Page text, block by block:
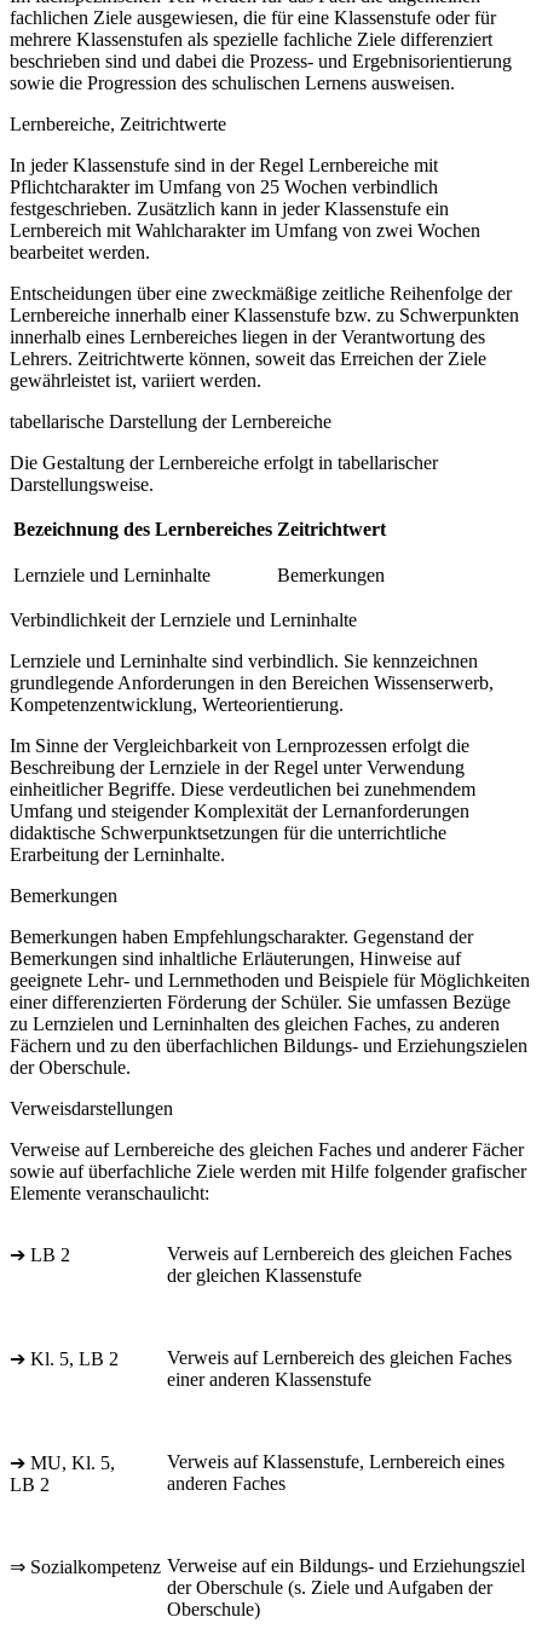
fachlichen Ziele ausgewiesen, die für eine Klassenstufe oder für
mehrere Klassenstufen als spezielle fachliche Ziele differenziert
beschrieben sind und dabei die Prozess- und Ergebnisorientierung
sowie die Progression des schulischen Lernens ausweisen.
Lernbereiche, Zeitrichtwerte
In jeder Klassenstufe sind in der Regel Lernbereiche mit
Pflichtcharakter im Umfang von 25 Wochen verbindlich
festgeschrieben. Zusätzlich kann in jeder Klassenstufe ein
Lernbereich mit Wahlcharakter im Umfang von zwei Wochen
bearbeitet werden.
Entscheidungen über eine zweckmäßige zeitliche Reihenfolge der
Lernbereiche innerhalb einer Klassenstufe bzw. zu Schwerpunkten
innerhalb eines Lernbereiches liegen in der Verantwortung des
Lehrers. Zeitrichtwerte können, soweit das Erreichen der Ziele
gewährleistet ist, variiert werden.
tabellarische Darstellung der Lernbereiche
Die Gestaltung der Lernbereiche erfolgt in tabellarischer
Darstellungsweise.
Bezeichnung des Lernbereiches Zeitrichtwert
Lernziele und Lerninhalte Bemerkungen
Verbindlichkeit der Lernziele und Lerninhalte
Lernziele und Lerninhalte sind verbindlich. Sie kennzeichnen
grundlegende Anforderungen in den Bereichen Wissenserwerb,
Kompetenzentwicklung, Werteorientierung.
Im Sinne der Vergleichbarkeit von Lernprozessen erfolgt die
Beschreibung der Lernziele in der Regel unter Verwendung
einheitlicher Begriffe. Diese verdeutlichen bei zunehmendem
Umfang und steigender Komplexität der Lernanforderungen
didaktische Schwerpunktsetzungen für die unterrichtliche
Erarbeitung der Lerninhalte.
Bemerkungen
Bemerkungen haben Empfehlungscharakter. Gegenstand der
Bemerkungen sind inhaltliche Erläuterungen, Hinweise auf
geeignete Lehr- und Lernmethoden und Beispiele für Möglichkeiten
einer differenzierten Förderung der Schüler. Sie umfassen Bezüge
zu Lernzielen und Lerninhalten des gleichen Faches, zu anderen
Fächern und zu den überfachlichen Bildungs- und Erziehungszielen
der Oberschule.
Verweisdarstellungen
Verweise auf Lernbereiche des gleichen Faches und anderer Fächer
sowie auf überfachliche Ziele werden mit Hilfe folgender grafischer
Elemente veranschaulicht:
➔ LB 2
Verweis auf Lernbereich des gleichen Faches
der gleichen Klassenstufe
➔ Kl. 5, LB 2
Verweis auf Lernbereich des gleichen Faches
einer anderen Klassenstufe
➔ MU, Kl. 5,
LB 2
Verweis auf Klassenstufe, Lernbereich eines
anderen Faches
⇒ Sozialkompetenz Verweise auf ein Bildungs- und Erziehungsziel
der Oberschule (s. Ziele und Aufgaben der
Oberschule)